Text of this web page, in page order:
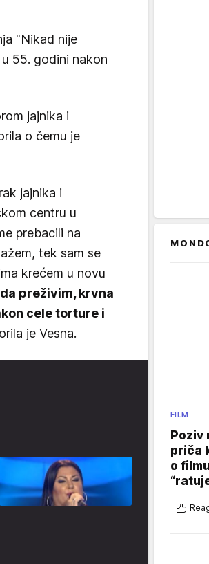
"Nikad nije
u 55. godini nakon
jajnika i
o čemu je
jajnika i
centru u
prebacili na
tek sam se
krećem u novu
preživim, krvna
cele torture i
je Vesna.
FILM
Poziv
priča
o